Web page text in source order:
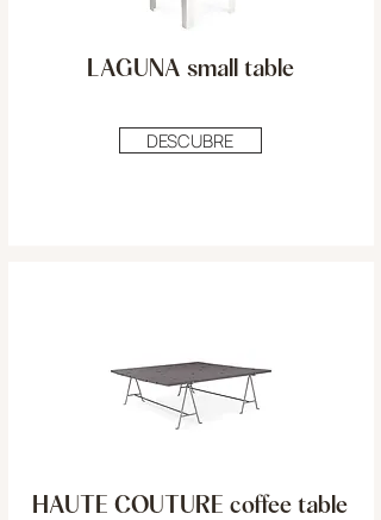
DESCUBRE
LAGUNA small table
HAUTE COUTURE coffee table